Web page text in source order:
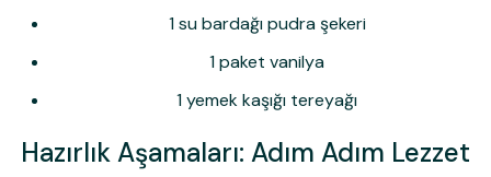
1 su bardağıpudra şekeri
1 paket vanilya
1 yemek kaşığı tereyağı
Hazırlık Aşamaları: Adım Adım Lezzet